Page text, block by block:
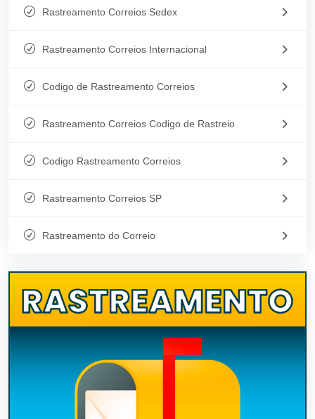
Rastreamento Correios Sedex
Rastreamento Correios Internacional
Codigo de Rastreamento Correios
Rastreamento Correios Codigo de Rastreio
Codigo Rastreamento Correios
Rastreamento Correios SP
Rastreamento do Correio